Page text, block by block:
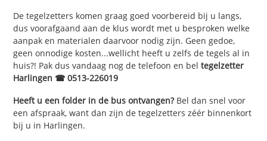
De tegelzetters komen graag goed voorbereid bij u langs,
dus voorafgaand aan de klus wordt met u besproken welke
aanpak en materialen daarvoor nodig zijn. Geen gedoe,
geen onnodige kosten...wellicht heeft u zelfs de tegels al in
huis?! Pak dus vandaag nog de telefoon en beltegelzetter
Harlingen ☎ 0513-226019
Heeft u een folder in de bus ontvangen?Bel dan snel voor
een afspraak, want dan zijn de tegelzetters zéér binnenkort
bij u in Harlingen.